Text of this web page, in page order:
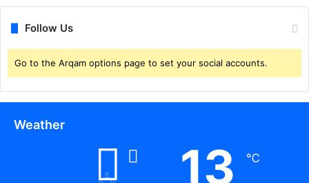
Follow Us
Go to the Arqam options page to set your social accounts.
Weather
13 ℃